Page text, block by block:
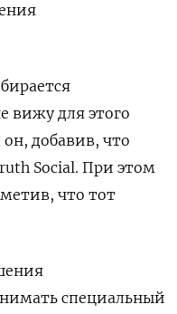
вижу для этого
добавив, что
Social. При этом
что тот
специальный